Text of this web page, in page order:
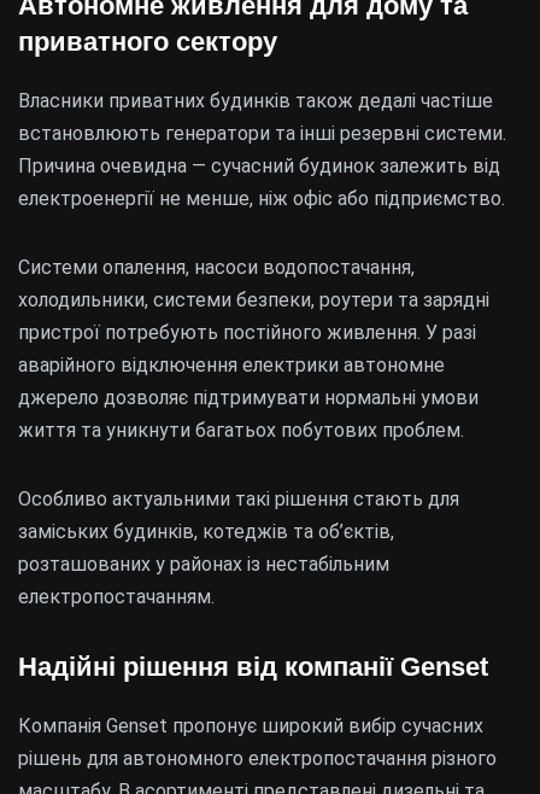
приватного сектору
Власники приватних будинків також дедалі частіше
встановлюють генератори та інші резервні системи.
Причина очевидна — сучасний будинок залежить від
електроенергії не менше, ніж офіс або підприємство.
Системи опалення, насоси водопостачання,
холодильники, системи безпеки, роутери та зарядні
пристрої потребують постійного живлення. У разі
аварійного відключення електрики автономне
джерело дозволяє підтримувати нормальні умови
життя та уникнути багатьох побутових проблем.
Особливо актуальними такі рішення стають для
заміських будинків, котеджів та об’єктів,
розташованих у районах із нестабільним
електропостачанням.
Надійні рішення від компанії Genset
Компанія Genset пропонує широкий вибір сучасних
рішень для автономного електропостачання різного